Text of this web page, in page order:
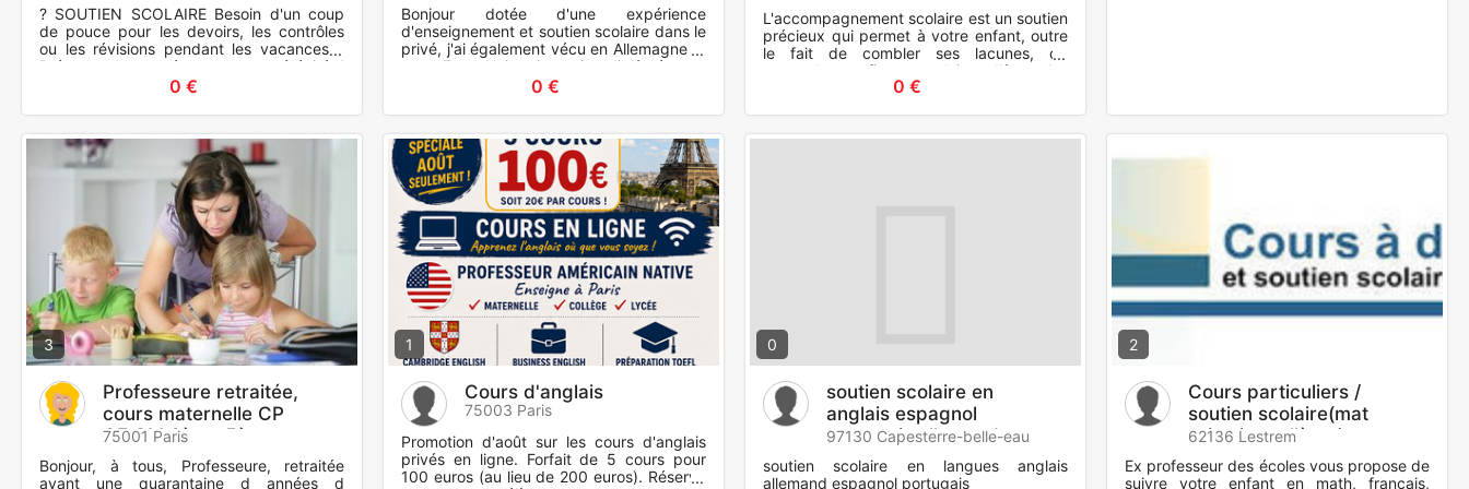
? SOUTIEN SCOLAIRE Besoin d'un coup
de pouce pour les devoirs, les contrôles
ou les révisions pendant les vacances ?
Préparez la rentrée en toute sérénité !
0 €
Bonjour dotée d'une expérience
d'enseignement et soutien scolaire dans le
privé, j'ai également vécu en Allemagne et
aux Etats-Unis. je suis diplômée en
langues. DEUG LLCE et Mast
0 €
L'accompagnement scolaire est un soutien
précieux qui permet à votre enfant, outre
le fait de combler ses lacunes, de
reprendre confiance en lui et d'être plus
serein pour affronte0 €
3
Professeure retraitée,
cours maternelle CP
CE,CM,6ème,5ème
75001 Paris
Bonjour, à tous, Professeure, retraitée
ayant une quarantaine d années d
1
Cours d'anglais
75003 Paris
Promotion d'août sur les cours d'anglais
privés en ligne. Forfait de 5 cours pour
100 euros (au lieu de 200 euros). Réservé
0
soutien scolaire en
anglais espagnol
portugais allemand
97130 Capesterre-belle-eau
soutien scolaire en langues anglais
allemand espagnol portugais
2
Cours particuliers /
soutien scolaire(mat
primaire collège )
62136 Lestrem
Ex professeur des écoles vous propose de
suivre votre enfant en math, français,